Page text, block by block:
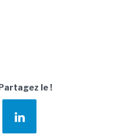
Partagez le !